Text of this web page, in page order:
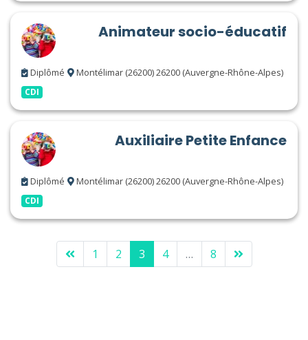
Animateur socio-éducatif
Diplômé Montélimar (26200) 26200 (Auvergne-Rhône-Alpes)
CDI
Auxiliaire Petite Enfance
Diplômé Montélimar (26200) 26200 (Auvergne-Rhône-Alpes)
CDI
1 2 3 4 … 8